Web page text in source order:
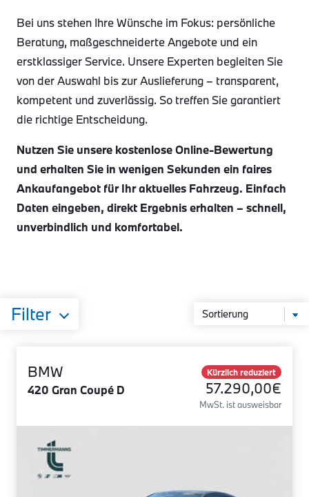
Bei uns stehen Ihre Wünsche im Fokus: persönliche
Beratung, maßgeschneiderte Angebote und ein
erstklassiger Service. Unsere Experten begleiten Sie
von der Auswahl bis zur Auslieferung – transparent,
kompetent und zuverlässig. So treffen Sie garantiert
die richtige Entscheidung.
Nutzen Sie unsere kostenlose Online-Bewertung
und erhalten Sie in wenigen Sekunden ein faires
Ankaufangebot für Ihr aktuelles Fahrzeug. Einfach
Daten eingeben, direkt Ergebnis erhalten – schnell,
unverbindlich und komfortabel.
Filter
BMW
420 Gran Coupé D
Kürzlich reduziert
57.290,00€
MwSt. ist ausweisbar